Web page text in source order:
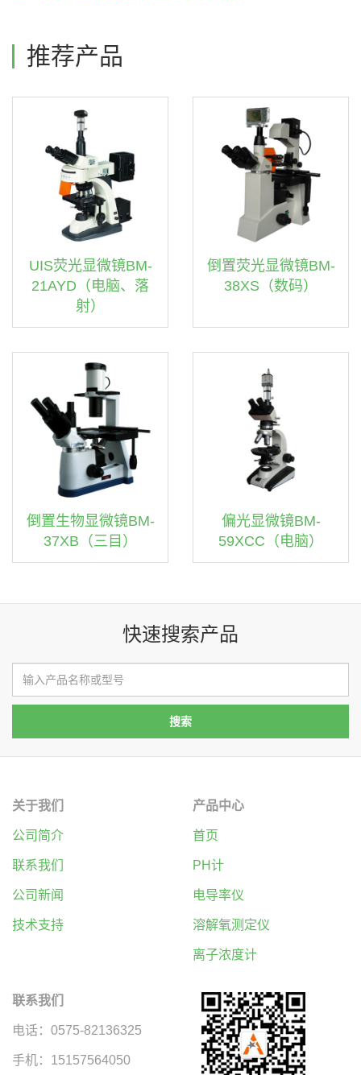
推荐产品
UIS荧光显微镜BM-
21AYD（电脑、落
射）
倒置荧光显微镜BM-
38XS（数码）
倒置生物显微镜BM-
37XB（三目）
偏光显微镜BM-
59XCC（电脑）
快速搜索产品
关于我们
公司简介
联系我们
公司新闻
技术支持
产品中心
首页
PH计
电导率仪
溶解氧测定仪
离子浓度计
联系我们
电话：0575-82136325
手机：15157564050